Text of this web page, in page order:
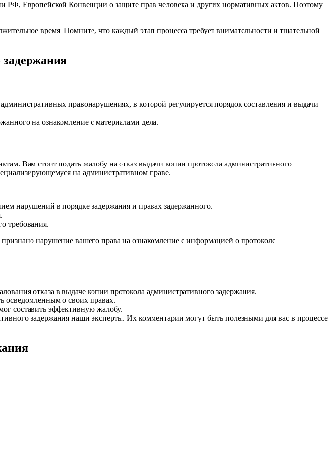
РФ, Европейской Конвенции о защите прав человека и других нормативных актов. Поэтому
время. Помните, что каждый этап процесса требует внимательности и тщательной
правонарушениях, в которой регулируется порядок составления и выдачи
на ознакомление с материалами дела.
Вам стоит подать жалобу на отказ выдачи копии протокола административного
на административном праве.
нарушений в порядке задержания и правах задержанного.
требования.
нарушение вашего права на ознакомление с информацией о протоколе
отказа в выдаче копии протокола административного задержания.
осведомленным о своих правах.
составить эффективную жалобу.
задержания наши эксперты. Их комментарии могут быть полезными для вас в процессе